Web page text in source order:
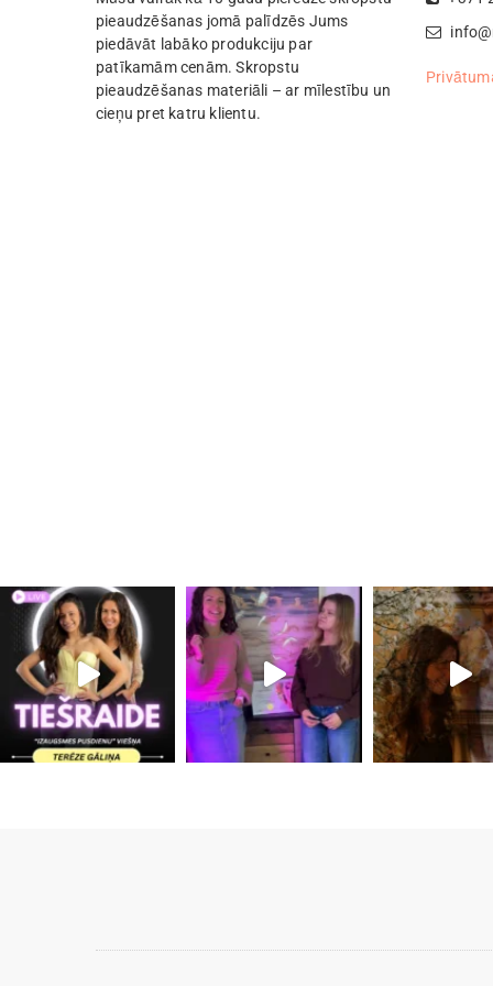
the
product
page
pieaudzēšanas jomā palīdzēs Jums
piedāvāt labāko produkciju par
patīkamām cenām. Skropstu
pieaudzēšanas materiāli – ar mīlestību un
cieņu pret katru klientu.